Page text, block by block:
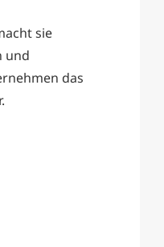
sie
und
das